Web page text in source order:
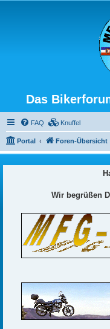
Das
FAQ Knuffel
Portal Foren-Übersicht
Wir begrüßen